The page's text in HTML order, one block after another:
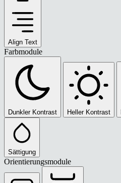
Align Text
Farbmodule
Dunkler Kontrast Heller Kontrast
Sättigung
Orientierungsmodule